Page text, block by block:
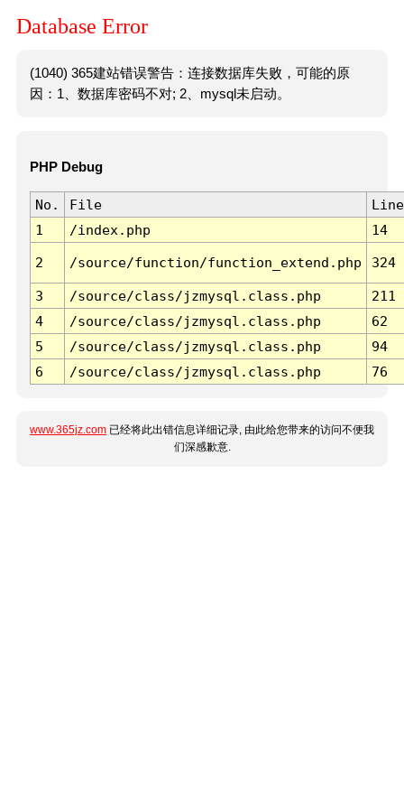
Database Error
(1040) 365建站错误警告：连接数据库失败，可能的原
因：1、数据库密码不对; 2、mysql未启动。
PHP Debug
No. File
Line
1
/index.php 14
2 /source/function/function_extend.php 324
3 /source/class/jzmysql.class.php
211
4
/source/class/jzmysql.class.php
62
5
/source/class/jzmysql.class.php
94
6
/source/class/jzmysql.class.php 76
www.365jz.com 已经将此出错信息详细记录, 由此给您带来的访问不便我
们深感歉意.